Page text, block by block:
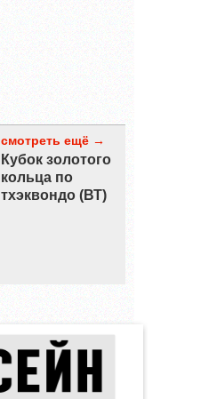
смотреть ещё →
Кубок золотого
кольца по
тхэквондо (ВТ)